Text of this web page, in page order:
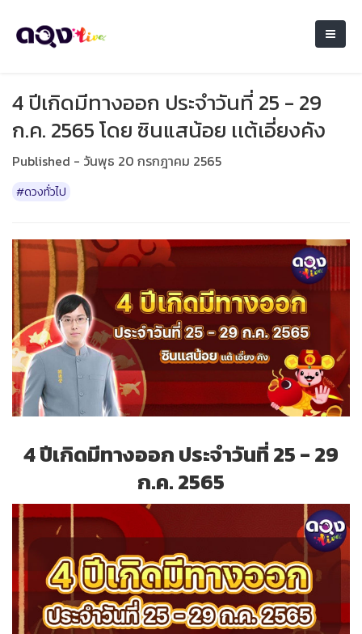
4 ปีเกิดมีทางออก ประจำวันที่ 25 - 29
ก.ค. 2565 โดย ซินแสน้อย เเต้เอี่ยงคัง
Published - วันพุธ 20 กรกฎาคม 2565
#ดวงทั่วไป
4 ปีเกิดมีทางออก ประจำวันที่ 25 - 29
ก.ค. 2565